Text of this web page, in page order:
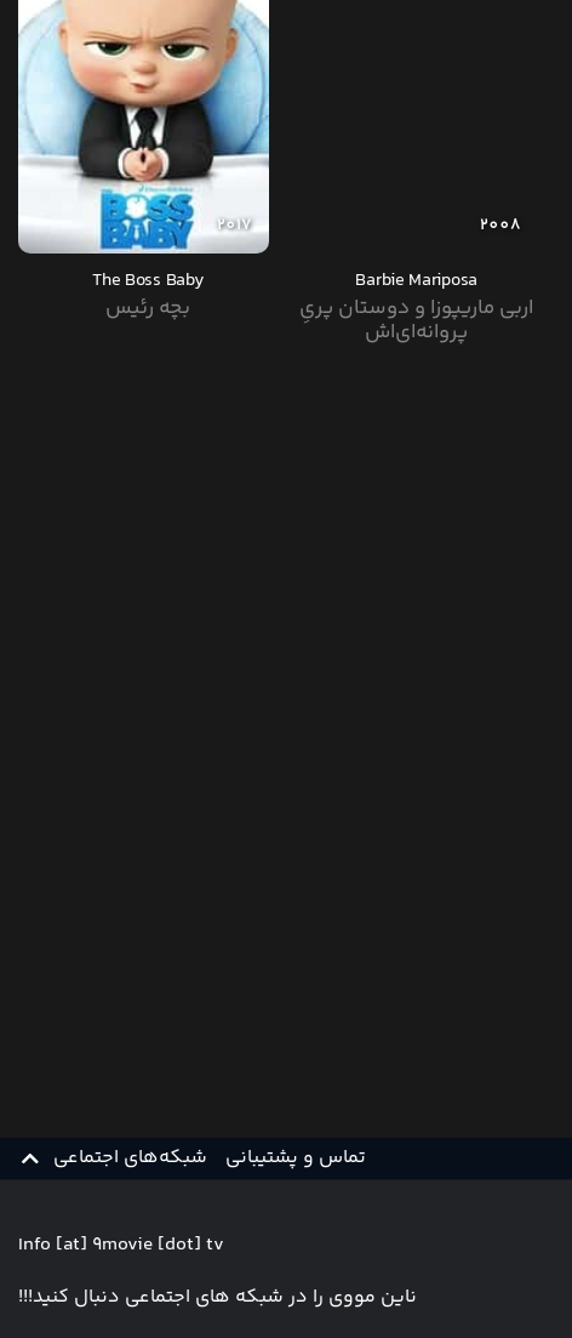
2008
Barbie Mariposa
اربی ماریپوزا و دوستان پریِ
پروانه‌ای‌اش
2017
The Boss Baby
بچه رئیس
تماس و پشتیبانی شبکه‌های اجتماعی
Info [at] 9movie [dot] tv
ناین مووی را در شبکه های اجتماعی دنبال کنید!!!